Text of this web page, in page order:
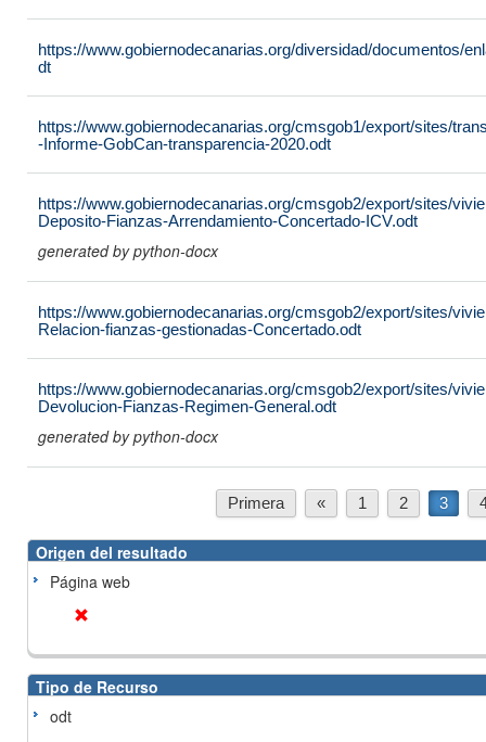
https://www.gobiernodecanarias.org/diversidad/documentos/
dt
https://www.gobiernodecanarias.org/cmsgob1/export/sites/
-Informe-GobCan-transparencia-2020.odt
https://www.gobiernodecanarias.org/cmsgob2/export/sites/
Deposito-Fianzas-Arrendamiento-Concertado-ICV.odt
generated by python-docx
https://www.gobiernodecanarias.org/cmsgob2/export/sites/
Relacion-fianzas-gestionadas-Concertado.odt
https://www.gobiernodecanarias.org/cmsgob2/export/sites/
Devolucion-Fianzas-Regimen-General.odt
generated by python-docx
Primera « 1 2 3
Origen del resultado
Página web
Tipo de Recurso
odt